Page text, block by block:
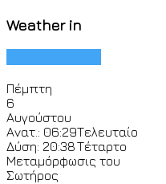
Weather in
Πέμπτη
6
Αυγούστου
Ανατ.: 06:29
Δύση: 20:38
Τελευταίο
Τέταρτο
Μεταμόρφωσις του
Σωτήρος